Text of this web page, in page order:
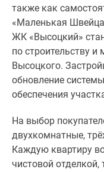
также как
«Маленькая
ЖК «Высоцкий»
по строительству и
Высоцкого.
обновление
обеспечения
На выбор
двухкомнатные,
Каждую квартиру
чистовой